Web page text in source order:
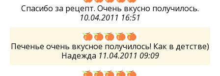
Спасибо за рецепт. Очень вкусно получилось.
10.04.2011 16:51
Печенье очень вкусное получилось! Как в детстве)
Надежда 11.04.2011 09:09